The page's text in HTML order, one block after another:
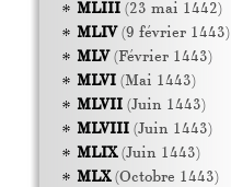
MLIII(23 mai 1442)
MLIV(9 février 1443)
MLV(Février 1443)
MLVI(Mai 1443)
MLVII(Juin 1443)
MLVIII(Juin 1443)
MLIX(Juin 1443)
MLX(Octobre 1443)